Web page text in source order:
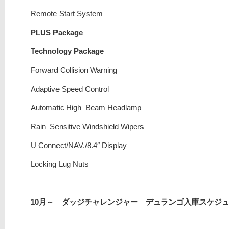
Remote Start System
PLUS Package
Technology Package
Forward Collision Warning
Adaptive Speed Control
Automatic High–Beam Headlamp
Rain–Sensitive Windshield Wipers
U Connect/NAV./8.4″ Display
Locking Lug Nuts
10月～ ダッジチャレンジャー デュランゴ入庫スケジ